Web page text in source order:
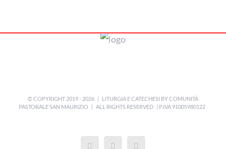
© COPYRIGHT 2019 - 2026 | LITURGIA E CATECHESI BYCOMUNITÀ
PASTORALE SAN MAURIZIO | ALL RIGHTS RESERVED | P.IVA 91005980122